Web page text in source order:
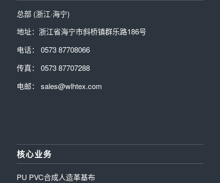
总部 (浙江·海宁)
地址：浙江省海宁市斜桥镇群乐路186号
电话： 0573 87708066
传真： 0573 87707288
电邮： sales@wlhtex.com
核心业务
PU PVC合成人造革基布